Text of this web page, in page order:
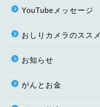
YouTubeメッセージ
おしりカメラのススメ
お知らせ
がんとお金